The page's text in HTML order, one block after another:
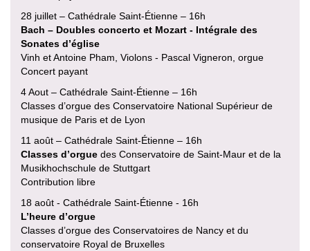
28 juillet – Cathédrale Saint-Étienne – 16h
Bach – Doubles concerto et Mozart - Intégrale des
Sonates d’église
Vinh et Antoine Pham, Violons - Pascal Vigneron, orgue
Concert payant
4 Aout – Cathédrale Saint-Étienne – 16h
Classes d’orgue des Conservatoire National Supérieur de
musique de Paris et de Lyon
11 août – Cathédrale Saint-Étienne – 16h
Classes d’orgue des Conservatoire de Saint-Maur et de la
Musikhochschule de Stuttgart
Contribution libre
18 août - Cathédrale Saint-Étienne - 16h
L’heure d’orgue
Classes d’orgue des Conservatoires de Nancy et du
conservatoire Royal de Bruxelles